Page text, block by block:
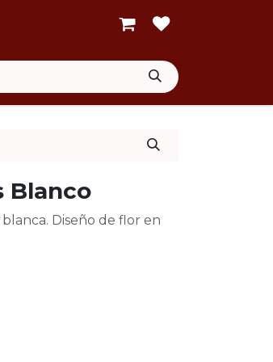
Blanco
Diseño de flor en